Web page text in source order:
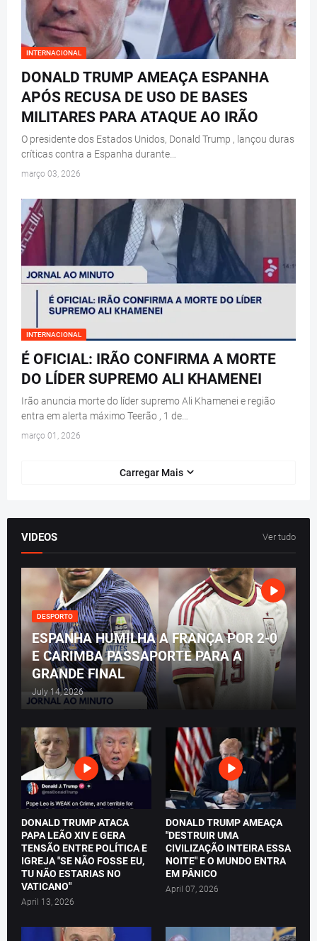
INTERNACIONAL
DONALD TRUMP AMEAÇA ESPANHA
APÓS RECUSA DE USO DE BASES
MILITARES PARA ATAQUE AO IRÃO
O presidente dos Estados Unidos, Donald Trump , lançou duras
críticas contra a Espanha durante…
março 03, 2026
INTERNACIONAL
É OFICIAL: IRÃO CONFIRMA A MORTE
DO LÍDER SUPREMO ALI KHAMENEI
Irão anuncia morte do líder supremo Ali Khamenei e região
entra em alerta máximo Teerão , 1 de…
março 01, 2026
Carregar Mais
VIDEOS Ver tudo
DESPORTO
ESPANHA HUMILHA A FRANÇA POR 2-0
E CARIMBA PASSAPORTE PARA A
GRANDE FINAL
July 14, 2026
DONALD TRUMP ATACA
PAPA LEÃO XIV E GERA
TENSÃO ENTRE POLÍTICA E
IGREJA "SE NÃO FOSSE EU,
TU NÃO ESTARIAS NO
VATICANO"
April 13, 2026
DONALD TRUMP AMEAÇA
"DESTRUIR UMA
CIVILIZAÇÃO INTEIRA ESSA
NOITE" E O MUNDO ENTRA
EM PÂNICO
April 07, 2026